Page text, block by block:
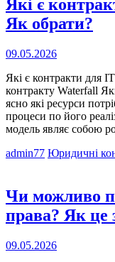
Які є
Як обрати?
Опубліковано
09.05.2026
Які є контракти для
контракту Waterfall
ясно які ресурси
процеси по його
модель являє собою
admin77 Cat
Юридичні
Чи можливо
права? Як це
Опубліковано
09.05.2026